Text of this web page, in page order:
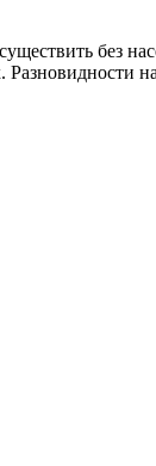
без
Разновидности